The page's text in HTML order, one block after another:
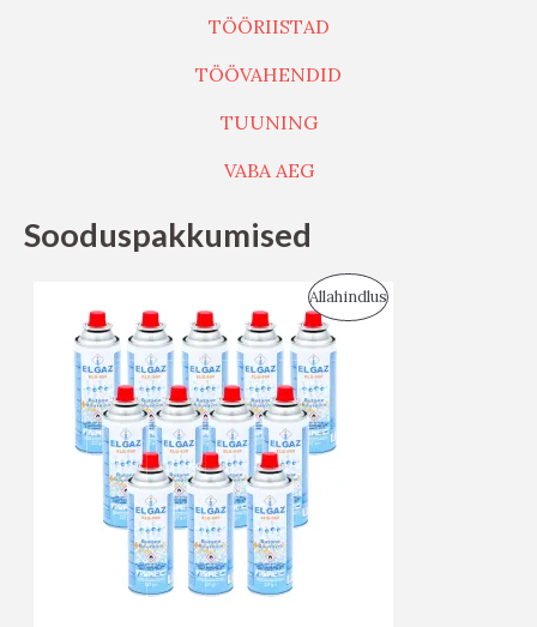
TÖÖRIISTAD
TÖÖVAHENDID
TUUNING
VABA AEG
Sooduspakkumised
AllahindlusS